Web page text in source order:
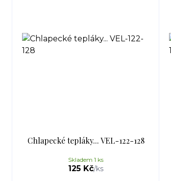
Chlapecké tepláky... VEL-122-128
125 Kč/ks
Skladem 1 ks